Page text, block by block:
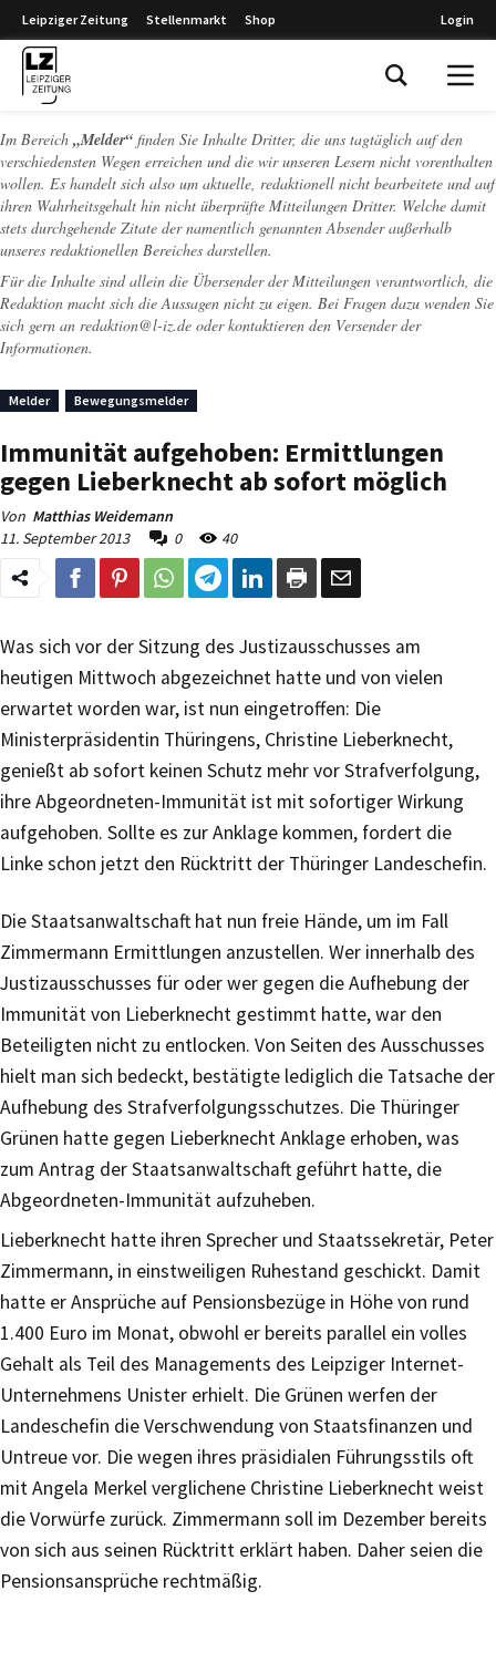
Leipziger Zeitung Stellenmarkt Shop Login
Im Bereich „Melder“ finden Sie Inhalte Dritter, die uns tagtäglich auf den
verschiedensten Wegen erreichen und die wir unseren Lesern nicht vorenthalten
wollen. Es handelt sich also um aktuelle, redaktionell nicht bearbeitete und auf
ihren Wahrheitsgehalt hin nicht überprüfte Mitteilungen Dritter. Welche damit
stets durchgehende Zitate der namentlich genannten Absender außerhalb
unseres redaktionellen Bereiches darstellen.
Für die Inhalte sind allein die Übersender der Mitteilungen verantwortlich, die
Redaktion macht sich die Aussagen nicht zu eigen. Bei Fragen dazu wenden Sie
sich gern an redaktion@l-iz.de oder kontaktieren den Versender der
Informationen.
Melder Bewegungsmelder
Immunität aufgehoben: Ermittlungen
gegen Lieberknecht ab sofort möglich
Von Matthias Weidemann
11. September 2013
0 40
Was sich vor der Sitzung des Justizausschusses am
heutigen Mittwoch abgezeichnet hatte und von vielen
erwartet worden war, ist nun eingetroffen: Die
Ministerpräsidentin Thüringens, Christine Lieberknecht,
genießt ab sofort keinen Schutz mehr vor Strafverfolgung,
ihre Abgeordneten-Immunität ist mit sofortiger Wirkung
aufgehoben. Sollte es zur Anklage kommen, fordert die
Linke schon jetzt den Rücktritt der Thüringer Landeschefin.
Die Staatsanwaltschaft hat nun freie Hände, um im Fall
Zimmermann Ermittlungen anzustellen. Wer innerhalb des
Justizausschusses für oder wer gegen die Aufhebung der
Immunität von Lieberknecht gestimmt hatte, war den
Beteiligten nicht zu entlocken. Von Seiten des Ausschusses
hielt man sich bedeckt, bestätigte lediglich die Tatsache der
Aufhebung des Strafverfolgungsschutzes. Die Thüringer
Grünen hatte gegen Lieberknecht Anklage erhoben, was
zum Antrag der Staatsanwaltschaft geführt hatte, die
Abgeordneten-Immunität aufzuheben.
Lieberknecht hatte ihren Sprecher und Staatssekretär, Peter
Zimmermann, in einstweiligen Ruhestand geschickt. Damit
hatte er Ansprüche auf Pensionsbezüge in Höhe von rund
1.400 Euro im Monat, obwohl er bereits parallel ein volles
Gehalt als Teil des Managements des Leipziger Internet-
Unternehmens Unister erhielt. Die Grünen werfen der
Landeschefin die Verschwendung von Staatsfinanzen und
Untreue vor. Die wegen ihres präsidialen Führungsstils oft
mit Angela Merkel verglichene Christine Lieberknecht weist
die Vorwürfe zurück. Zimmermann soll im Dezember bereits
von sich aus seinen Rücktritt erklärt haben. Daher seien die
Pensionsansprüche rechtmäßig.